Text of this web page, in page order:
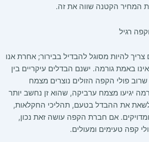
המחיר הקטנה שווה את זה.
רגיל
להיות מסוגל להבדיל בבירור; אחרת אנו
באמת גורמה. ישנם הבדלים עיקריים בין
פולי הקפה הזולים נוצרים מצמח
יגיעו מצמח ערביקה, שהוא זן נחשב יותר
את ההבדל בטעם, תהליכי החקלאות,
ומדויקים. אם חברת הקפה עושה זאת נכון,
קפה טעימים ומעולים.